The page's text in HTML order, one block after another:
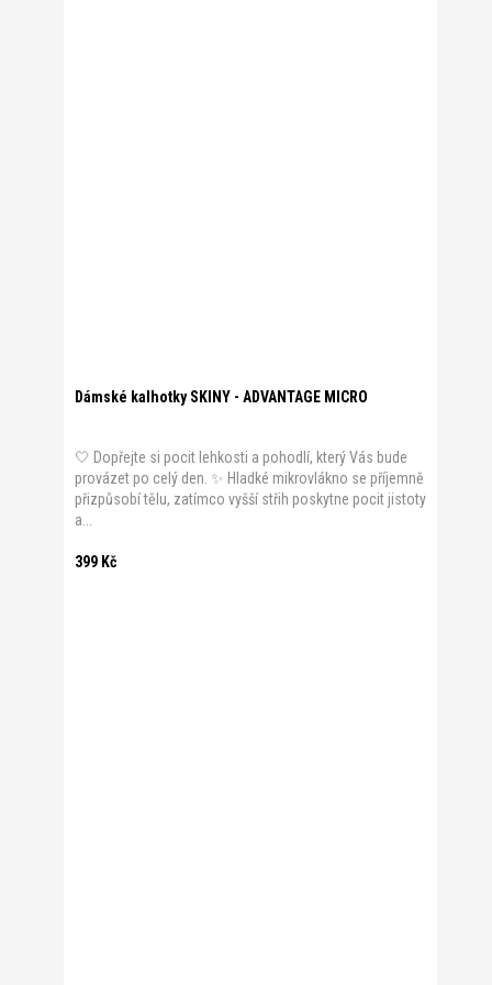
Dámské kalhotky SKINY - ADVANTAGE MICRO
399 Kč
🤍 Dopřejte si pocit lehkosti a pohodlí, který Vás bude
provázet po celý den. ✨ Hladké mikrovlákno se příjemně
přizpůsobí tělu, zatímco vyšší střih poskytne pocit jistoty
a...